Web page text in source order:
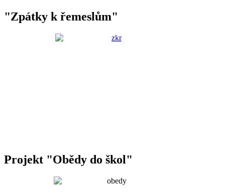
"Zpátky k řemeslům"
Projekt "Obědy do škol"